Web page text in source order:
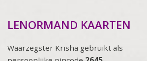
LENORMAND KAARTEN
Waarzegster Krisha gebruikt als